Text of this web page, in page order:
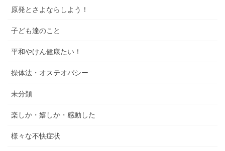
原発とさよならしよう！
子ども達のこと
平和やけん健康たい！
操体法・オステオパシー
未分類
楽しか・嬉しか・感動した
様々な不快症状